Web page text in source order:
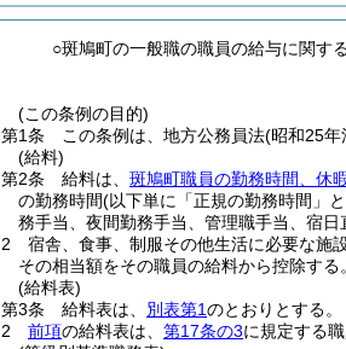
○斑鳩町の一般職の職員の給与に関す
(この条例の目的)
第1条
この条例は、地方公務員法(昭和25年
(給料)
第2条
給料は、 斑鳩町職員の勤務時間、休
の勤務時間(以下単に「正規の勤務時間」
務手当、夜間勤務手当、管理職手当、宿
2
宿舎、食事、制服その他生活に必要な施
その相当額をその職員の給料から控除する。
(給料表)
第3条
給料表は、 別表第1のとおりとする。
2
前項の給料表は、 第17条の3に規定する